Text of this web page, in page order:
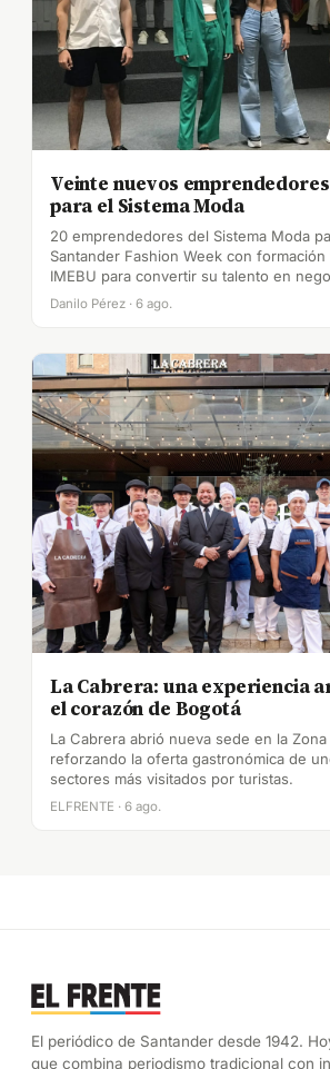
Veinte nuevos
para el Sistema Moda
20 emprendedores del Sistema Moda
Santander Fashion Week con
IMEBU para convertir su talento en
Danilo Pérez · 6 ago.
La Cabrera: una experiencia
el corazón de Bogotá
La Cabrera abrió nueva sede en la
reforzando la oferta gastronómica de
sectores más visitados por turistas.
ELFRENTE · 6 ago.
El periódico de Santander desde 1942.
que combina periodismo tradicional con